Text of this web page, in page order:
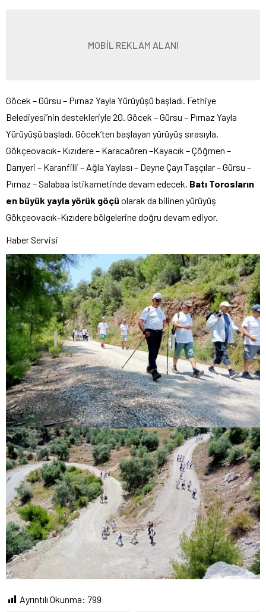
MOBİL REKLAM ALANI
Göcek – Gürsu – Pırnaz Yayla Yürüyüşü başladı. Fethiye
Belediyesi’nin destekleriyle 20. Göcek – Gürsu – Pırnaz Yayla
Yürüyüşü başladı. Göcek’ten başlayan yürüyüş sırasıyla,
Gökçeovacık- Kızıdere – Karacaören –Kayacık – Çöğmen –
Darıyeri – Karanfilli – Ağla Yaylası – Deyne Çayı Taşçılar – Gürsu –
Pırnaz – Salabaa istikametinde devam edecek. Batı Torosların
en büyük yayla yörük göçü olarak da bilinen yürüyüş
Gökçeovacık-Kızıdere bölgelerine doğru devam ediyor.
Haber Servisi
Ayrıntılı Okunma: 799